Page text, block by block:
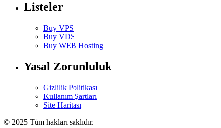
Listeler
Buy VPS
Buy VDS
Buy WEB Hosting
Yasal Zorunluluk
Gizlilik Politikası
Kullanım Şartları
Site Haritası
© 2025 Tüm hakları saklıdır.